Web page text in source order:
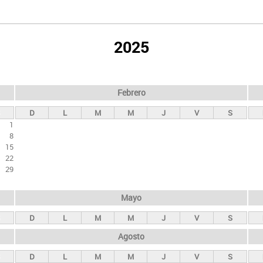
2025
1
8
15
22
29
Febrero
D L M M J V S
Mayo
D L M M J V S
Agosto
D L M M J V S